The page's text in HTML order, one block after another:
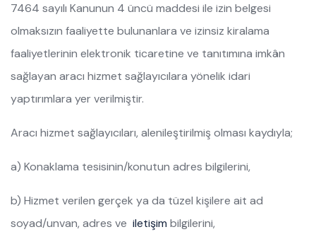
7464 sayılı Kanunun 4 üncü maddesi ile izin belgesi
olmaksızın faaliyette bulunanlara ve izinsiz kiralama
faaliyetlerinin elektronik ticaretine ve tanıtımına imkân
sağlayan aracı hizmet sağlayıcılara yönelik idari
yaptırımlara yer verilmiştir.
Aracı hizmet sağlayıcıları, alenileştirilmiş olması kaydıyla;
a) Konaklama tesisinin/konutun adres bilgilerini,
b) Hizmet verilen gerçek ya da tüzel kişilere ait ad
soyad/unvan, adres ve iletişim bilgilerini,